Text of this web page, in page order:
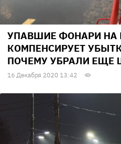
УПАВШИЕ ФОНАРИ НА
КОМПЕНСИРУЕТ
ПОЧЕМУ УБРАЛИ ЕЩЕ
16 Декабря 2020 13:42